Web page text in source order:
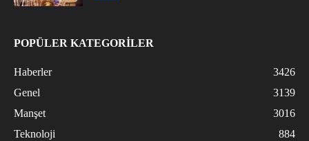
POPÜLER KATEGORİLER
Haberler
3426
Genel
3139
Manşet
3016
Teknoloji
884